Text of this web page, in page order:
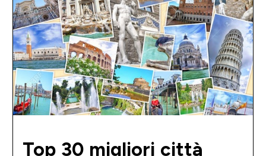
Top 30 migliori città